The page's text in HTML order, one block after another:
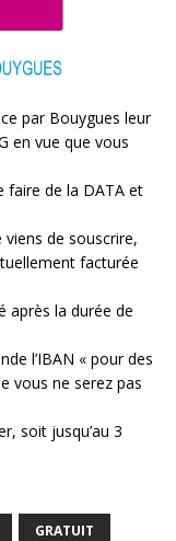
par Bouygues leur
en vue que vous
faire de la DATA et
viens de souscrire,
facturée
après la durée de
l’IBAN « pour des
vous ne serez pas
soit jusqu’au 3
GRATUIT